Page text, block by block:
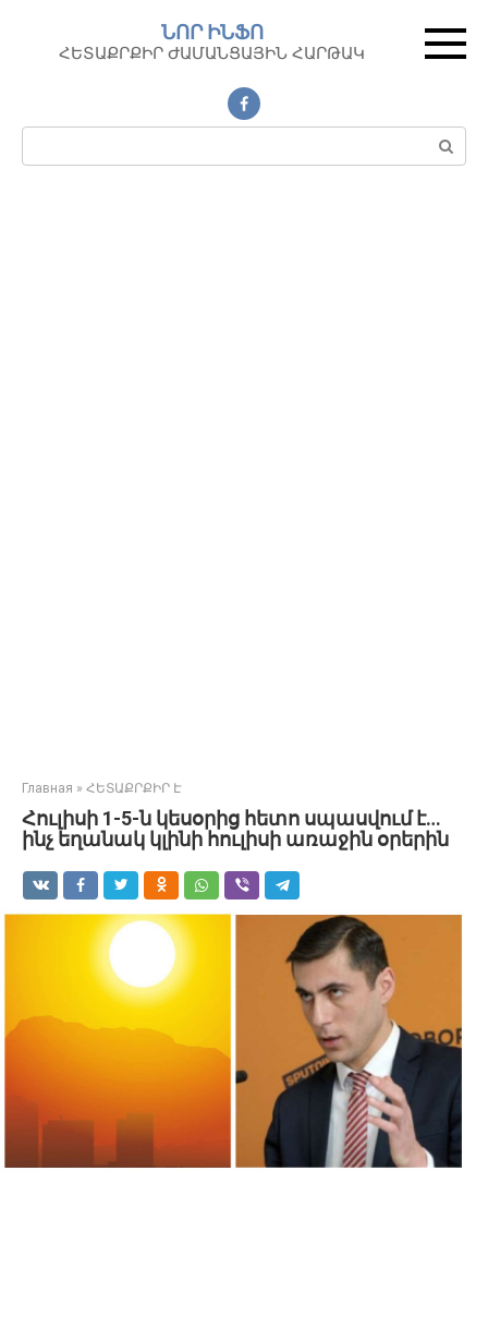
контенту
ՆՈՐ ԻՆՖՈ
ՀԵՏԱՔՐՔԻՐ ԺԱՄԱՆՑԱՅԻՆ ՀԱՐԹԱԿ
Поиск:
Главная » ՀԵՏԱՔՐՔԻՐ Է
Հուլիսի 1-5-ն կեսօրից հետո սպասվում է…
ինչ եղանակ կլինի հուլիսի առաջին օրերին